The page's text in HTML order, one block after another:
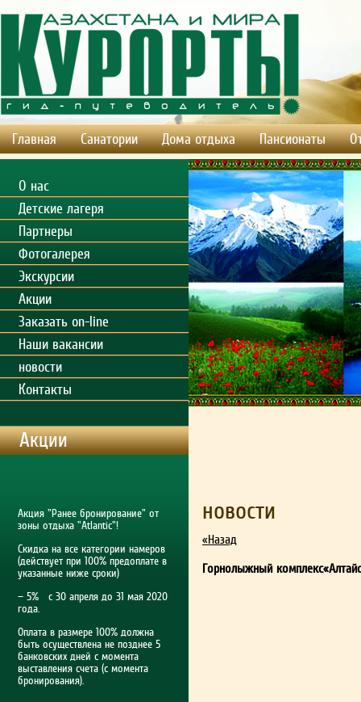
Главная Санатории Дома отдыха Пансионаты
О нас
Детские лагеря
Партнеры
Фотогалерея
Экскурсии
Акции
Заказать on-line
Наши вакансии
новости
Контакты
Акции
Акция "Ранее бронирование" от
зоны отдыха "Atlantic"!
Скидка на все категории намеров
(действует при 100% предоплате в
указанные ниже сроки)
— 5% с 30 апреля до 31 мая 2020
года.
Оплата в размере 100% должна
быть осуществлена не позднее 5
банковских дней с момента
выставления счета (с момента
бронирования).
новости
«Назад
Горнолыжный